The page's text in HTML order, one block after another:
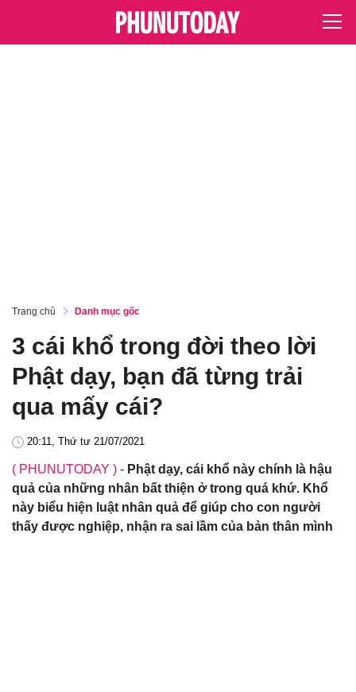
Trang chủ Danh mục gốc
3 cái khổ trong đời theo lời
Phật dạy, bạn đã từng trải
qua mấy cái?
20:11, Thứ tư 21/07/2021
( PHUNUTODAY ) - Phật dạy, cái khổ này chính là hậu
quả của những nhân bất thiện ở trong quá khứ. Khổ
này biểu hiện luật nhân quả để giúp cho con người
thấy được nghiệp, nhận ra sai lầm của bản thân mình